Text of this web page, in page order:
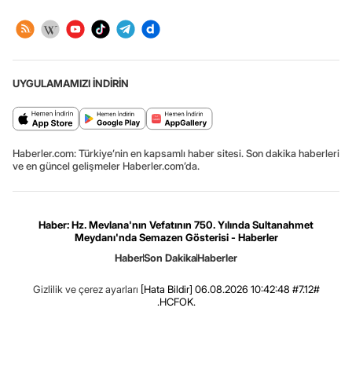
UYGULAMAMIZI İNDİRİN
Haberler.com: Türkiye’nin en kapsamlı haber sitesi. Son dakika haberleri
ve en güncel gelişmeler Haberler.com’da.
Haber: Hz. Mevlana'nın Vefatının 750. Yılında Sultanahmet
Meydanı'nda Semazen Gösterisi - Haberler
HaberSon DakikaHaberler
Gizlilik ve çerez ayarları [Hata Bildir] 06.08.2026 10:42:48 #7.12#
.HCFOK.